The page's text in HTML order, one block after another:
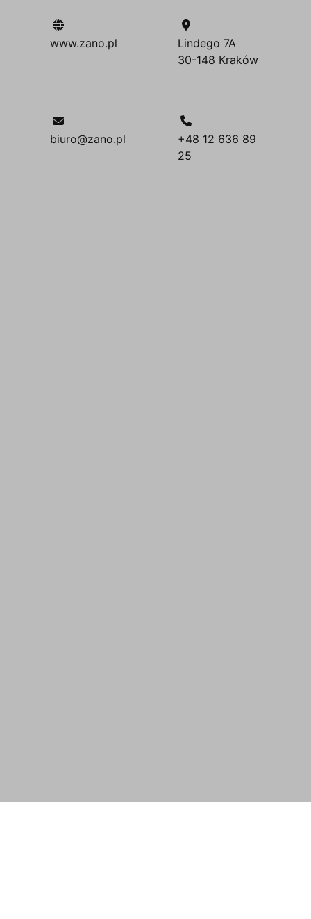
www.zano.pl
Lindego 7A
30-148 Kraków
biuro@zano.pl
+48 12 636 89
25